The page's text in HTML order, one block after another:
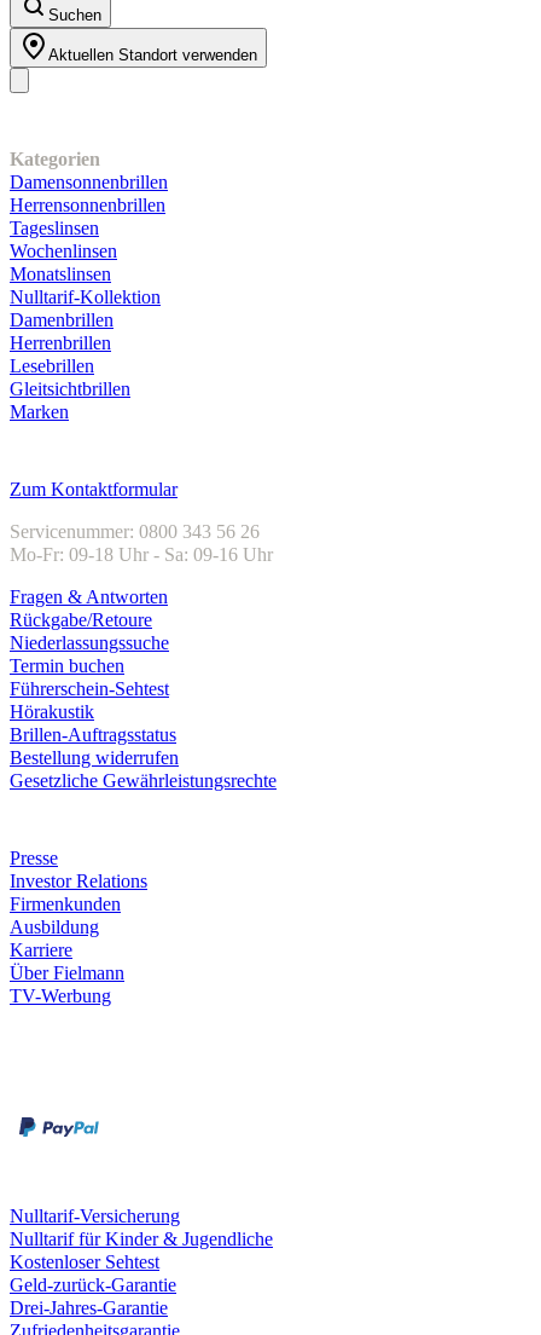
Suchen
Aktuellen Standort verwenden
Kategorien
Damensonnenbrillen
Herrensonnenbrillen
Tageslinsen
Wochenlinsen
Monatslinsen
Nulltarif-Kollektion
Damenbrillen
Herrenbrillen
Lesebrillen
Gleitsichtbrillen
Marken
Zum Kontaktformular
Servicenummer: 0800 343 56 26
Mo-Fr: 09-18 Uhr - Sa: 09-16 Uhr
Fragen & Antworten
Rückgabe/Retoure
Niederlassungssuche
Termin buchen
Führerschein-Sehtest
Hörakustik
Brillen-Auftragsstatus
Bestellung widerrufen
Gesetzliche Gewährleistungsrechte
Presse
Investor Relations
Firmenkunden
Ausbildung
Karriere
Über Fielmann
TV-Werbung
Nulltarif-Versicherung
Nulltarif für Kinder & Jugendliche
Kostenloser Sehtest
Geld-zurück-Garantie
Drei-Jahres-Garantie